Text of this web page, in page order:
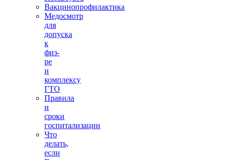
Вакцинопрофилактика
Медосмотр
для
допуска
к
физ-
ре
и
комплексу
ГТО
Правила
и
сроки
госпитализации
Что
делать,
если